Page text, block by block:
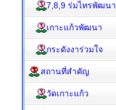
7,8,9 ร่มไทรพัฒนา
เกาะแก้วพัฒนา
กระดังงาร่วมใจ
สถานที่สำคัญ
วัดเกาะแก้ว